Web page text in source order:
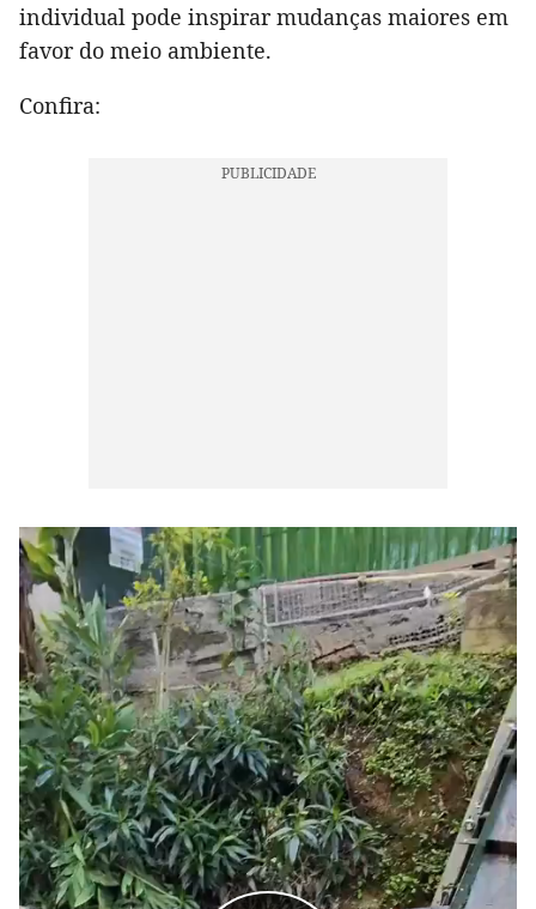
individual pode inspirar mudanças maiores em
favor do meio ambiente.
Confira: